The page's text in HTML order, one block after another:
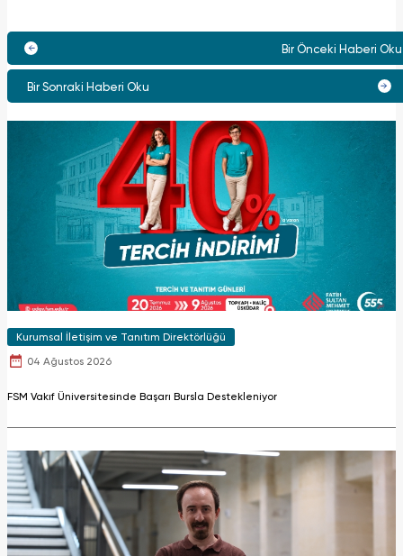
Bir Önceki Haberi Oku
Bir Sonraki Haberi Oku
Kurumsal İletişim ve Tanıtım Direktörlüğü
04 Ağustos 2026
FSM Vakıf Üniversitesinde Başarı Bursla Destekleniyor